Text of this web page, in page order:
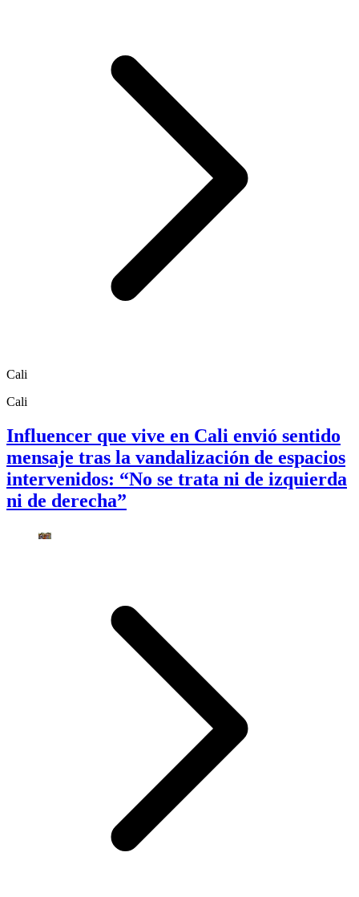
Cali
Cali
Influencer que vive en Cali envió sentido
mensaje tras la vandalización de espacios
intervenidos: “No se trata ni de izquierda
ni de derecha”